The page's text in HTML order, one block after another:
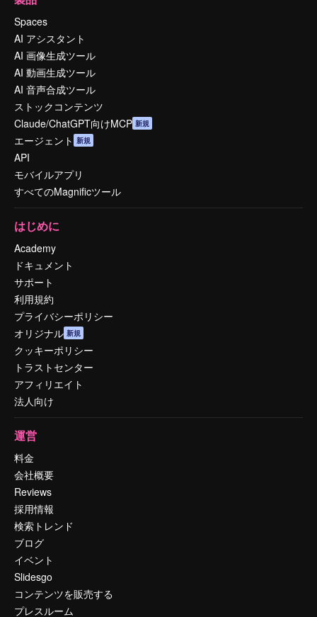
Spaces
AI アシスタント
AI 画像生成ツール
AI 動画生成ツール
AI 音声合成ツール
ストックコンテンツ
Claude/ChatGPT向けMCP 新規
エージェント 新規
API
モバイルアプリ
すべてのMagnificツール
はじめに
Academy
ドキュメント
サポート
利用規約
プライバシーポリシー
オリジナル 新規
クッキーポリシー
トラストセンター
アフィリエイト
法人向け
運営
料金
会社概要
Reviews
採用情報
検索トレンド
ブログ
イベント
Slidesgo
コンテンツを販売する
プレスルーム